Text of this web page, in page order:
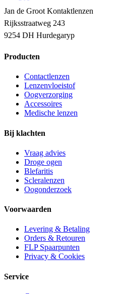
Jan de Groot Kontaktlenzen
Rijksstraatweg 243
9254 DH Hurdegaryp
Producten
Contactlenzen
Lenzenvloeistof
Oogverzorging
Accessoires
Medische lenzen
Bij klachten
Vraag advies
Droge ogen
Blefaritis
Scleralenzen
Oogonderzoek
Voorwaarden
Levering & Betaling
Orders & Retouren
FLP Spaarpunten
Privacy & Cookies
Service